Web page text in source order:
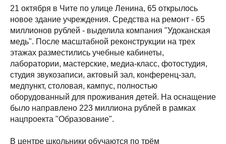
21 октября в Чите по улице Ленина, 65 открылось
новое здание учреждения. Средства на ремонт - 65
миллионов рублей - выделила компания "Удоканская
медь". После масштабной реконструкции на трех
этажах разместились учебные кабинеты,
лаборатории, мастерские, медиа-класс, фотостудия,
студия звукозаписи, актовый зал, конференц-зал,
медпункт, столовая, кампус, полностью
оборудованный для проживания детей. На оснащение
было направлено 223 миллиона рублей в рамках
нацпроекта "Образование".
В центре школьники обучаются по трём